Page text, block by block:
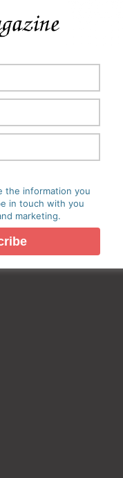
the information you
in touch with you
marketing.